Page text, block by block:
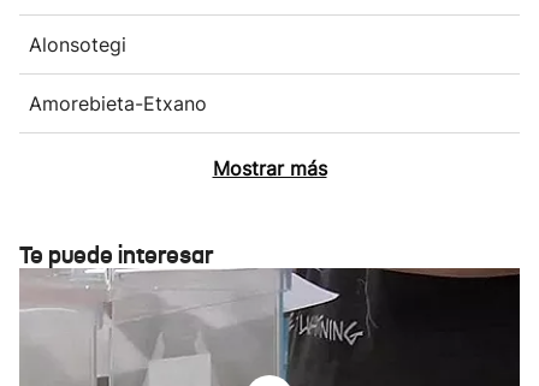
Alonsotegi
Amorebieta-Etxano
Mostrar más
Te puede interesar